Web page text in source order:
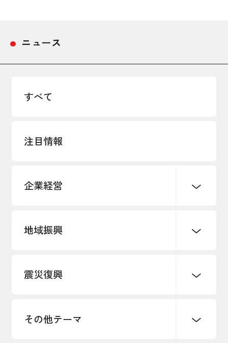
ニュース
すべて
注目情報
企業経営
創業
事業承継・引継ぎ支援
雇用・労働・人材確保
地域振興
まちづくり
震災復興
令和６年能登半島地震関連
その他テーマ